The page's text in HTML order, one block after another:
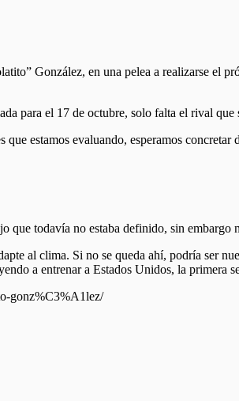
González, en una pelea a realizarse el
para el 17 de octubre, solo falta el rival que
estamos evaluando, esperamos
que todavía no estaba definido, sin embargo
al clima. Si no se queda ahí, podría ser
a entrenar a Estados Unidos, la primera
gonz%C3%A1lez/